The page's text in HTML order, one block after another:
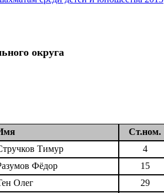
округа
Ст.ном.
Тимур
4
Фёдор
15
Олег
29